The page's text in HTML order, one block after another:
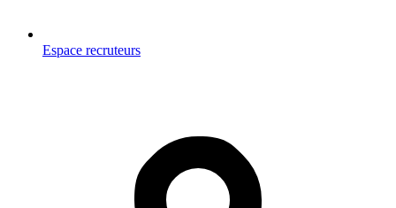
Espace recruteurs